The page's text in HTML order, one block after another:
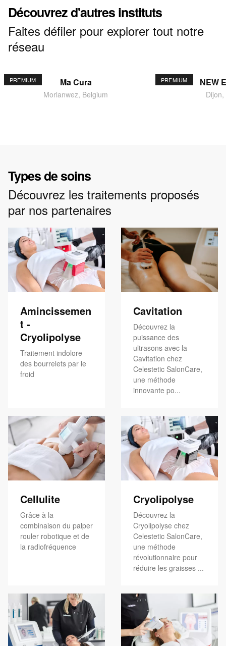
Découvrez d'autres instituts
Faites défiler pour explorer tout notre
réseau
PREMIUM Ma Cura
Morlanwez, Belgium
PREMIUM NEW
Types de soins
Découvrez les traitements proposés
par nos partenaires
Amincissemen
t -
Cryolipolyse
Traitement indolore
des bourrelets par le
froid
Cavitation
Découvrez la
puissance des
ultrasons avec la
Cavitation chez
Celestetic SalonCare,
une méthode
innovante po...
Cellulite
Grâce à la
combinaison du palper
rouler robotique et de
la radiofréquence
Cryolipolyse
Découvrez la
Cryolipolyse chez
Celestetic SalonCare,
une méthode
révolutionnaire pour
réduire les graisses ...